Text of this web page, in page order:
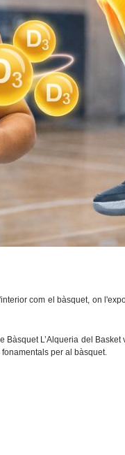
com el bàsquet, on
L’Alqueria del
per al bàsquet.